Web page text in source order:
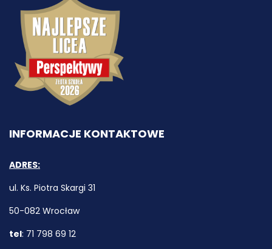
INFORMACJE KONTAKTOWE
ADRES:
ul. Ks. Piotra Skargi 31
50-082 Wrocław
tel: 71 798 69 12